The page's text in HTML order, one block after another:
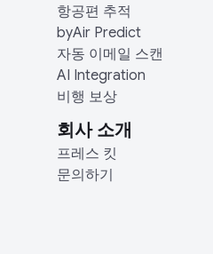
항공편 추적
byAir Predict
자동 이메일 스캔
AI Integration
비행 보상
회사 소개
프레스 킷
문의하기